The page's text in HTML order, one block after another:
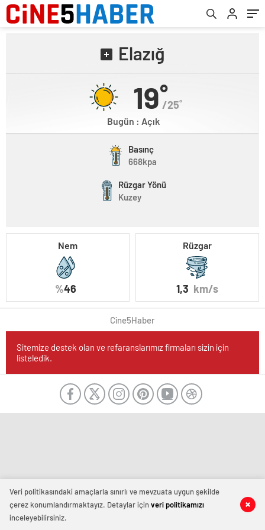
Elazığ
19˚/25˚
Bugün : Açık
Basınç
668kpa
Rüzgar Yönü
Kuzey
Nem
%46
Rüzgar
1,3 km/s
Cine5Haber
Sitemize destek olan ve refaranslarımız firmaları sizin için
listeledik.
Veri politikasındaki amaçlarla sınırlı ve mevzuata uygun şekilde
çerez konumlandırmaktayız. Detaylar içinveri politikamızı
inceleyebilirsiniz.